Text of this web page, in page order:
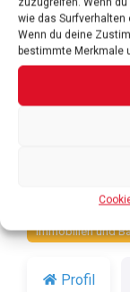
wie das Surfverhalten
Wenn du deine
bestimmte Merkmale
Vorheriges
Ort Kategorien:
Immobilien und
Profil